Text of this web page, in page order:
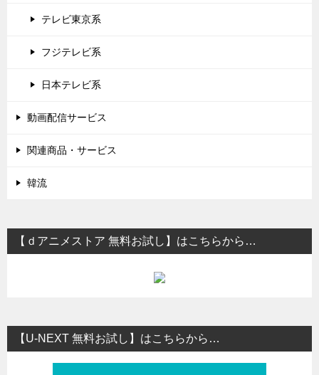
テレビ東京系
フジテレビ系
日本テレビ系
動画配信サービス
関連商品・サービス
韓流
【ｄアニメストア 無料お試し】はこちらから…
【U-NEXT 無料お試し】はこちらから…